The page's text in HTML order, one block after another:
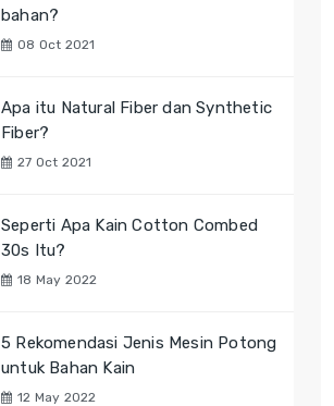
bahan?
08 Oct 2021
Apa itu Natural Fiber dan Synthetic
Fiber?
27 Oct 2021
Seperti Apa Kain Cotton Combed
30s Itu?
18 May 2022
5 Rekomendasi Jenis Mesin Potong
untuk Bahan Kain
12 May 2022